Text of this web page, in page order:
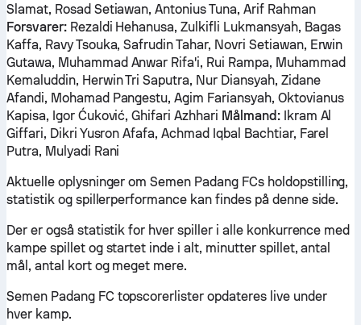
Slamat, Rosad Setiawan, Antonius Tuna, Arif Rahman
Forsvarer:Rezaldi Hehanusa, Zulkifli Lukmansyah, Bagas
Kaffa, Ravy Tsouka, Safrudin Tahar, Novri Setiawan, Erwin
Gutawa, Muhammad Anwar Rifa'i, Rui Rampa, Muhammad
Kemaluddin, Herwin Tri Saputra, Nur Diansyah, Zidane
Afandi, Mohamad Pangestu, Agim Fariansyah, Oktovianus
Kapisa, Igor Ćuković, Ghifari Azhhari Målmand:Ikram Al
Giffari, Dikri Yusron Afafa, Achmad Iqbal Bachtiar, Farel
Putra, Mulyadi Rani
Aktuelle oplysninger om Semen Padang FCs holdopstilling,
statistik og spillerperformance kan findes på denne side.
Der er også statistik for hver spiller i alle konkurrence med
kampe spillet og startet inde i alt, minutter spillet, antal
mål, antal kort og meget mere.
Semen Padang FC topscorerlister opdateres live under
hver kamp.